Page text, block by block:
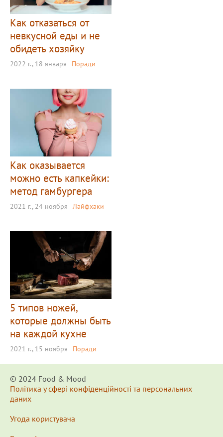
Как отказаться от
невкусной еды и не
обидеть хозяйку
2022 г., 18 января Поради
Как оказывается
можно есть капкейки:
метод гамбургера
2021 г., 24 ноября Лайфхаки
5 типов ножей,
которые должны быть
на каждой кухне
2021 г., 15 ноября Поради
© 2024 Food & Мood
Політика у сфері конфіденційності та персональних
даних
Угода користувача